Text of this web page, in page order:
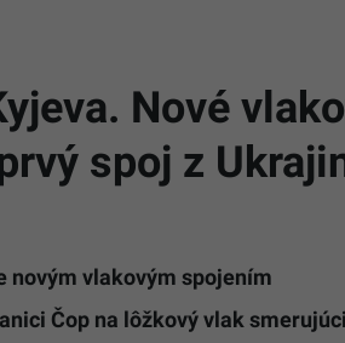
Nové
spoj z
novým vlakovým spojením
Čop na lôžkový vlak